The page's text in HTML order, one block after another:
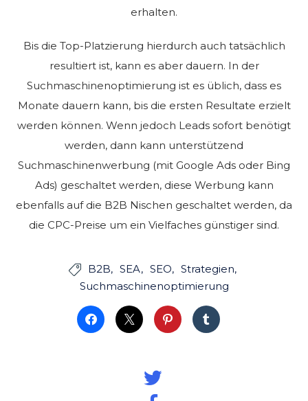
erhalten.
Bis die Top-Platzierung hierdurch auch tatsächlich
resultiert ist, kann es aber dauern. In der
Suchmaschinenoptimierung ist es üblich, dass es
Monate dauern kann, bis die ersten Resultate erzielt
werden können. Wenn jedoch Leads sofort benötigt
werden, dann kann unterstützend
Suchmaschinenwerbung (mit Google Ads oder Bing
Ads) geschaltet werden, diese Werbung kann
ebenfalls auf die B2B Nischen geschaltet werden, da
die CPC-Preise um ein Vielfaches günstiger sind.
 B2B SEA SEO
Strategien
Suchmaschinenoptimierung